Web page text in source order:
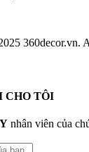
360decor.vn.
CHO TÔI
nhân viên của